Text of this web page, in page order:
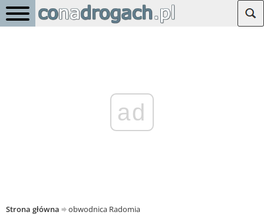
ad
Strona główna obwodnica Radomia